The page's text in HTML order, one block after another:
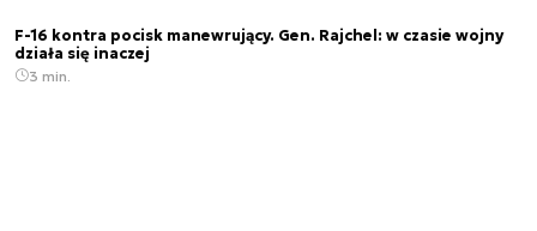
F-16 kontra pocisk manewrujący. Gen. Rajchel: w czasie wojny
działa się inaczej
3 min.